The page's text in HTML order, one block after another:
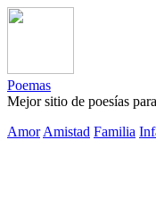
Poemas
Mejor sitio de poesías
Amor Amistad Familia